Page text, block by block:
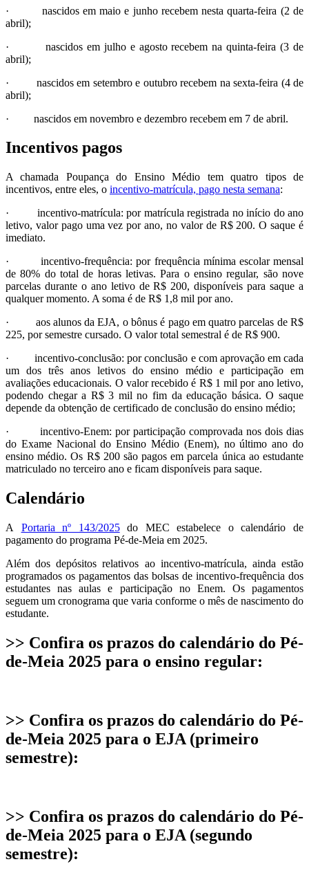
· nascidos em maio e junho recebem nesta quarta-feira (2 de
abril);
· nascidos em julho e agosto recebem na quinta-feira (3 de
abril);
· nascidos em setembro e outubro recebem na sexta-feira (4 de
abril);
· nascidos em novembro e dezembro recebem em 7 de abril.
Incentivos pagos
A chamada Poupança do Ensino Médio tem quatro tipos de
incentivos, entre eles, o incentivo-matrícula, pago nesta semana:
· incentivo-matrícula: por matrícula registrada no início do ano
letivo, valor pago uma vez por ano, no valor de R$ 200. O saque é
imediato.
· incentivo-frequência: por frequência mínima escolar mensal
de 80% do total de horas letivas. Para o ensino regular, são nove
parcelas durante o ano letivo de R$ 200, disponíveis para saque a
qualquer momento. A soma é de R$ 1,8 mil por ano.
· aos alunos da EJA, o bônus é pago em quatro parcelas de R$
225, por semestre cursado. O valor total semestral é de R$ 900.
· incentivo-conclusão: por conclusão e com aprovação em cada
um dos três anos letivos do ensino médio e participação em
avaliações educacionais. O valor recebido é R$ 1 mil por ano letivo,
podendo chegar a R$ 3 mil no fim da educação básica. O saque
depende da obtenção de certificado de conclusão do ensino médio;
· incentivo-Enem: por participação comprovada nos dois dias
do Exame Nacional do Ensino Médio (Enem), no último ano do
ensino médio. Os R$ 200 são pagos em parcela única ao estudante
matriculado no terceiro ano e ficam disponíveis para saque.
Calendário
A Portaria nº 143/2025do MEC estabelece o calendário de
pagamento do programa Pé-de-Meia em 2025.
Além dos depósitos relativos ao incentivo-matrícula, ainda estão
programados os pagamentos das bolsas de incentivo-frequência dos
estudantes nas aulas e participação no Enem. Os pagamentos
seguem um cronograma que varia conforme o mês de nascimento do
estudante.
>> Confira os prazos do calendário do Pé-
de-Meia 2025 para o ensino regular:
>> Confira os prazos do calendário do Pé-
de-Meia 2025 para o EJA (primeiro
semestre):
>> Confira os prazos do calendário do Pé-
de-Meia 2025 para o EJA (segundo
semestre):